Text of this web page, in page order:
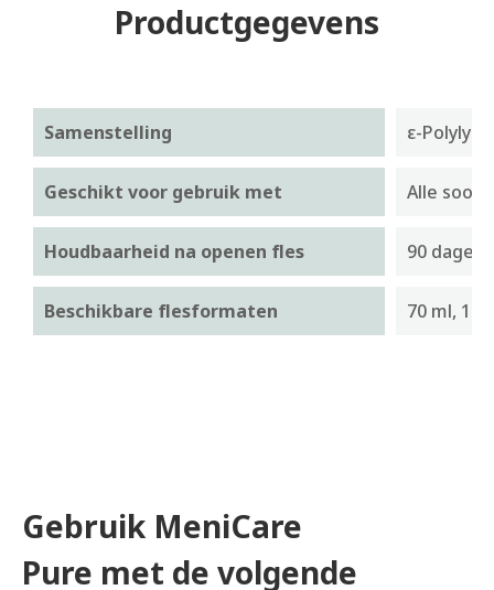
Productgegevens
Samenstelling ε-
Geschikt voor gebruik met Alle
Houdbaarheid na openen fles 90 dagen
Beschikbare flesformaten 70 ml,
Gebruik MeniCare
Pure met de volgende